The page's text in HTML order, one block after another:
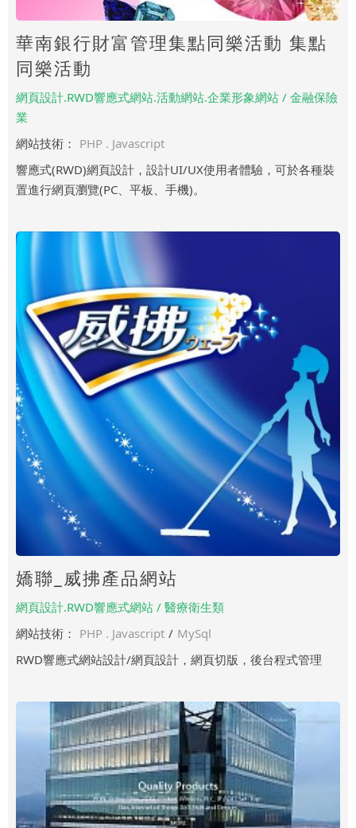
華南銀行財富管理集點同樂活動 集點
同樂活動
網頁設計.RWD響應式網站.活動網站.企業形象網站 / 金融保險
業
網站技術： PHP . Javascript
響應式(RWD)網頁設計，設計UI/UX使用者體驗，可於各種裝
置進行網頁瀏覽(PC、平板、手機)。
嬌聯_威拂產品網站
網頁設計.RWD響應式網站 / 醫療衛生類
網站技術： PHP . Javascript / MySql
RWD響應式網站設計/網頁設計，網頁切版，後台程式管理